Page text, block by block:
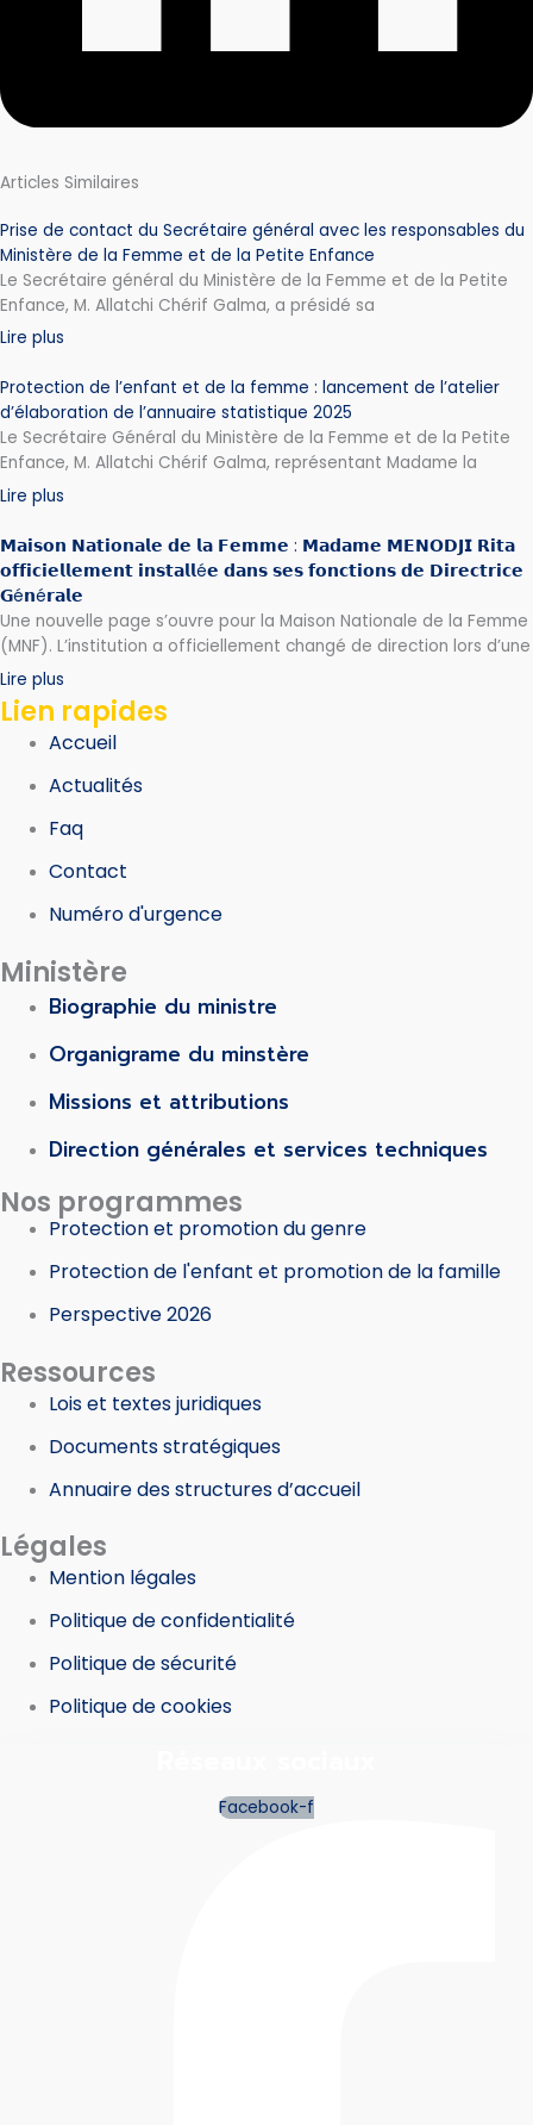
Articles Similaires
Prise de contact du Secrétaire général avec les responsables du
Ministère de la Femme et de la Petite Enfance
Le Secrétaire général du Ministère de la Femme et de la Petite
Enfance, M. Allatchi Chérif Galma, a présidé sa
Lire plus
Protection de l’enfant et de la femme : lancement de l’atelier
d’élaboration de l’annuaire statistique 2025
Le Secrétaire Général du Ministère de la Femme et de la Petite
Enfance, M. Allatchi Chérif Galma, représentant Madame la
Lire plus
𝗠𝗮𝗶𝘀𝗼𝗻 𝗡𝗮𝘁𝗶𝗼𝗻𝗮𝗹𝗲 𝗱𝗲 𝗹𝗮 𝗙𝗲𝗺𝗺𝗲 : 𝗠𝗮𝗱𝗮𝗺𝗲 𝗠𝗘𝗡𝗢𝗗𝗝𝗜 𝗥𝗶𝘁𝗮
𝗼𝗳𝗳𝗶𝗰𝗶𝗲𝗹𝗹𝗲𝗺𝗲𝗻𝘁 𝗶𝗻𝘀𝘁𝗮𝗹𝗹é𝗲 𝗱𝗮𝗻𝘀 𝘀𝗲𝘀 𝗳𝗼𝗻𝗰𝘁𝗶𝗼𝗻𝘀 𝗱𝗲 𝗗𝗶𝗿𝗲𝗰𝘁𝗿𝗶𝗰𝗲
𝗚é𝗻é𝗿𝗮𝗹𝗲
Une nouvelle page s’ouvre pour la Maison Nationale de la Femme
(MNF). L’institution a officiellement changé de direction lors d’une
Lire plus
Lien rapides
Accueil
Actualités
Faq
Contact
Numéro d'urgence
Ministère
Biographie du ministre
Organigrame du minstère
Missions et attributions
Direction générales et services techniques
Nos programmes
Protection et promotion du genre
Protection de l'enfant et promotion de la famille
Perspective 2026
Ressources
Lois et textes juridiques
Documents stratégiques
Annuaire des structures d’accueil
Légales
Mention légales
Politique de confidentialité
Politique de sécurité
Politique de cookies
Facebook-f